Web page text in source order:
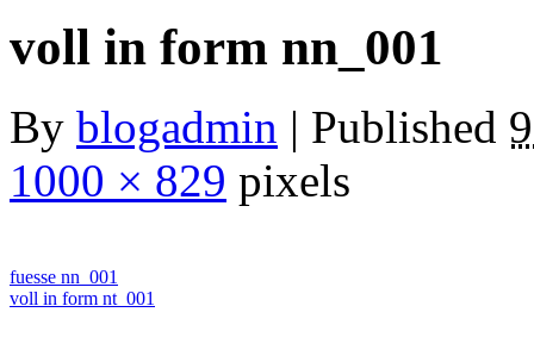
voll in form nn_001
By blogadmin | Published
1000 × 829 pixels
fuesse nn_001
voll in form nt_001